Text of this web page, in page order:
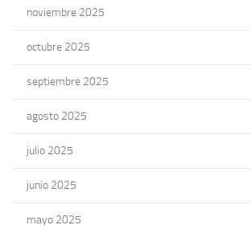
noviembre 2025
octubre 2025
septiembre 2025
agosto 2025
julio 2025
junio 2025
mayo 2025